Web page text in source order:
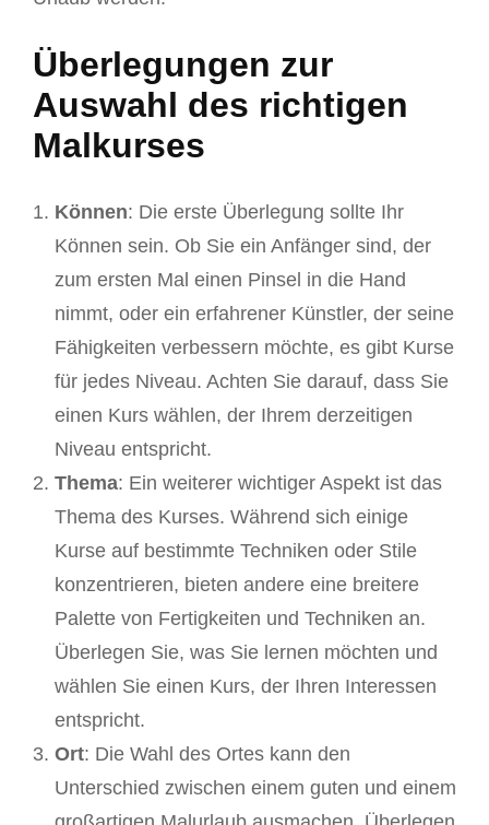
Überlegungen zur
Auswahl des richtigen
Malkurses
Können: Die erste Überlegung sollte Ihr
Können sein. Ob Sie ein Anfänger sind, der
zum ersten Mal einen Pinsel in die Hand
nimmt, oder ein erfahrener Künstler, der seine
Fähigkeiten verbessern möchte, es gibt Kurse
für jedes Niveau. Achten Sie darauf, dass Sie
einen Kurs wählen, der Ihrem derzeitigen
Niveau entspricht.
Thema: Ein weiterer wichtiger Aspekt ist das
Thema des Kurses. Während sich einige
Kurse auf bestimmte Techniken oder Stile
konzentrieren, bieten andere eine breitere
Palette von Fertigkeiten und Techniken an.
Überlegen Sie, was Sie lernen möchten und
wählen Sie einen Kurs, der Ihren Interessen
entspricht.
Ort: Die Wahl des Ortes kann den
Unterschied zwischen einem guten und einem